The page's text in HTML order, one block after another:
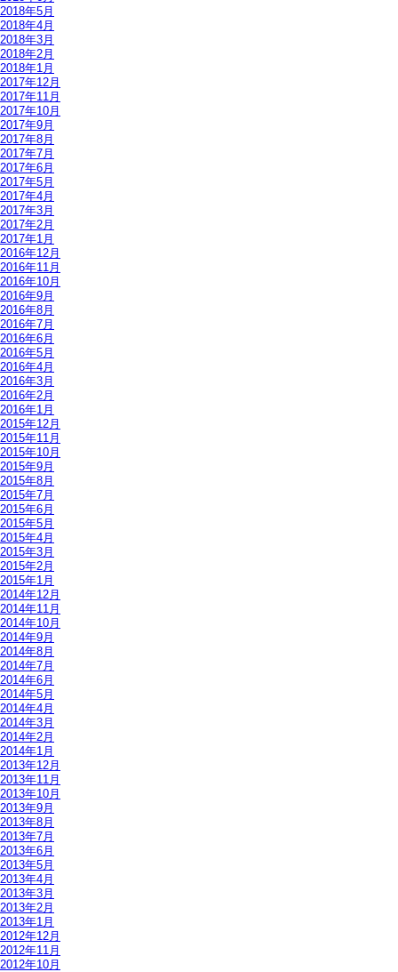
2018年5月
2018年4月
2018年3月
2018年2月
2018年1月
2017年12月
2017年11月
2017年10月
2017年9月
2017年8月
2017年7月
2017年6月
2017年5月
2017年4月
2017年3月
2017年2月
2017年1月
2016年12月
2016年11月
2016年10月
2016年9月
2016年8月
2016年7月
2016年6月
2016年5月
2016年4月
2016年3月
2016年2月
2016年1月
2015年12月
2015年11月
2015年10月
2015年9月
2015年8月
2015年7月
2015年6月
2015年5月
2015年4月
2015年3月
2015年2月
2015年1月
2014年12月
2014年11月
2014年10月
2014年9月
2014年8月
2014年7月
2014年6月
2014年5月
2014年4月
2014年3月
2014年2月
2014年1月
2013年12月
2013年11月
2013年10月
2013年9月
2013年8月
2013年7月
2013年6月
2013年5月
2013年4月
2013年3月
2013年2月
2013年1月
2012年12月
2012年11月
2012年10月